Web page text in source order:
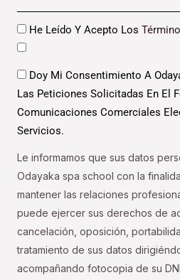
DatosHe Leído Y Acepto Los
DatosDoy Mi Consentimiento A
Las Peticiones Solicitadas En El
Comunicaciones Comerciales
Servicios.
Le informamos que sus datos
Odayaka spa school con la
mantener las relaciones
puede ejercer sus derechos de
cancelación, oposición,
tratamiento de sus datos
acompañando fotocopia de su